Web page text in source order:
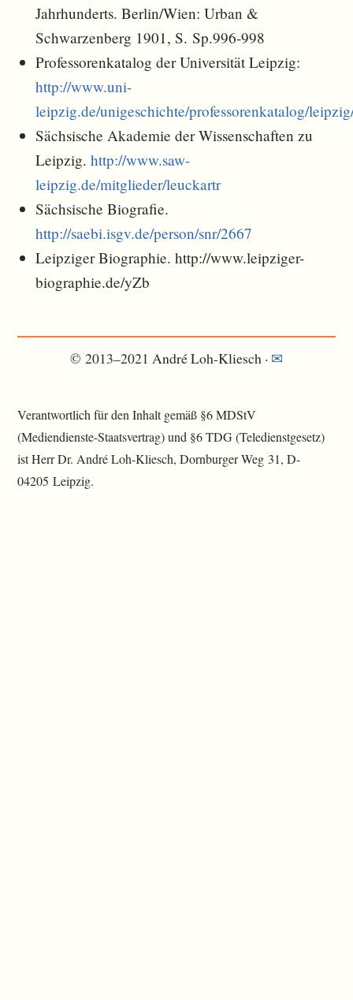
Jahrhunderts. Berlin/Wien: Urban &
Schwarzenberg 1901, S. Sp.996-998
Professorenkatalog der Universität Leipzig:
http://www.uni-
leipzig.de/unigeschichte/professorenkatalog/
Sächsische Akademie der Wissenschaften zu
Leipzig.http://www.saw-
leipzig.de/mitglieder/leuckartr
Sächsische Biografie.
http://saebi.isgv.de/person/snr/2667
Leipziger Biographie. http://www.leipziger-
biographie.de/yZb
© 2013–2021 André Loh-Kliesch · ✉︎
Verantwortlich für den Inhalt gemäß §6 MDStV
(Mediendienste-Staatsvertrag) und §6 TDG (Teledienstgesetz)
ist Herr Dr. André Loh-Kliesch, Dornburger Weg 31, D-
04205 Leipzig.